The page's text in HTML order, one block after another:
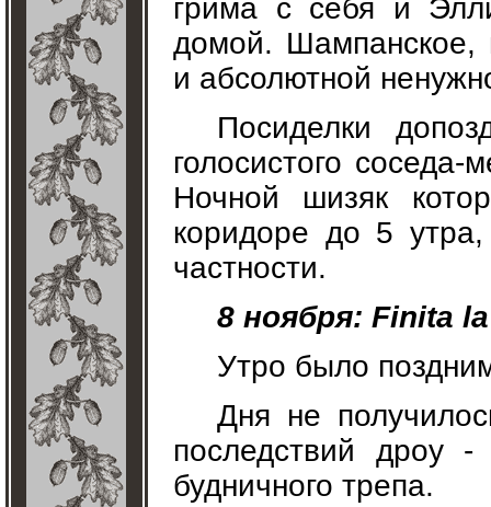
грима с себя и
домой. Шампанское,
и абсолютной
Посиделки
голосистого
Ночной шизяк
коридоре до 5
частности.
8 ноября: Finita
Утро было
Дня не
последствий дроу
будничного трепа.